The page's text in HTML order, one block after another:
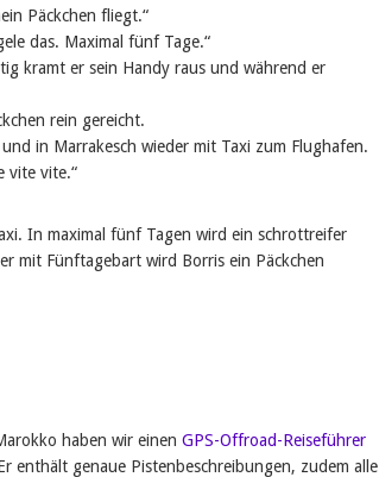
Päckchen fliegt.“
das. Maximal fünf Tage.“
kramt er sein Handy raus und während er
rein gereicht.
in Marrakesch wieder mit Taxi zum Flughafen.
vite vite.“
In maximal fünf Tagen wird ein schrottreifer
mit Fünftagebart wird Borris ein Päckchen
haben wir einen GPS-Offroad-Reiseführer
enthält genaue Pistenbeschreibungen, zudem alle